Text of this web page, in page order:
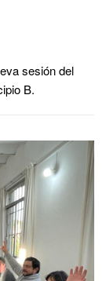
sesión del
B.